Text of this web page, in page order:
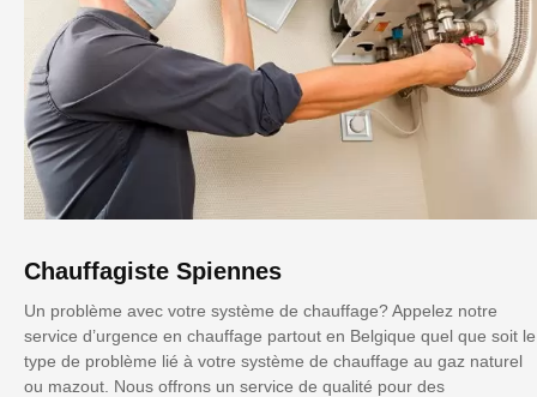
Chauffagiste Spiennes
Un problème avec votre système de chauffage? Appelez notre
service d’urgence en chauffage partout en Belgique quel que soit le
type de problème lié à votre système de chauffage au gaz naturel
ou mazout. Nous offrons un service de qualité pour des